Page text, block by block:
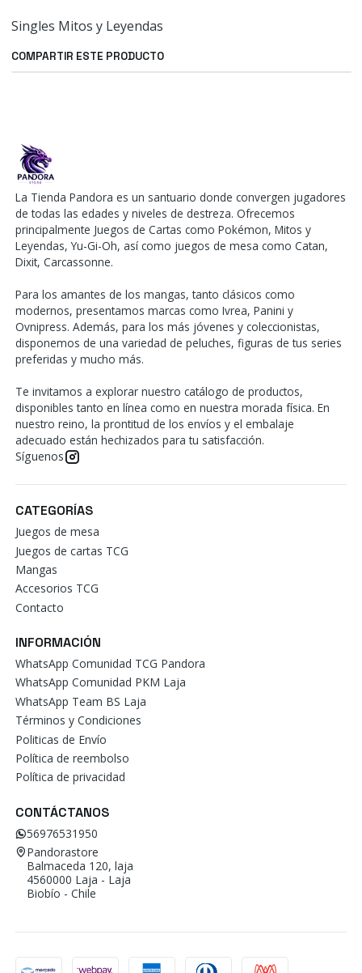
Singles Mitos y Leyendas
COMPARTIR ESTE PRODUCTO
La Tienda Pandora es un santuario donde convergen jugadores
de todas las edades y niveles de destreza. Ofrecemos
principalmente Juegos de Cartas como Pokémon, Mitos y
Leyendas, Yu-Gi-Oh, así como juegos de mesa como Catan,
Dixit, Carcassonne.
Para los amantes de los mangas, tanto clásicos como
modernos, presentamos marcas como Ivrea, Panini y
Ovnipress. Además, para los más jóvenes y coleccionistas,
disponemos de una variedad de peluches, figuras de tus series
preferidas y mucho más.
Te invitamos a explorar nuestro catálogo de productos,
disponibles tanto en línea como en nuestra morada física. En
nuestro reino, la prontitud de los envíos y el embalaje
adecuado están hechizados para tu satisfacción.
Síguenos
CATEGORÍAS
Juegos de mesa
Juegos de cartas TCG
Mangas
Accesorios TCG
Contacto
INFORMACIÓN
WhatsApp Comunidad TCG Pandora
WhatsApp Comunidad PKM Laja
WhatsApp Team BS Laja
Términos y Condiciones
Politicas de Envío
Política de reembolso
Política de privacidad
CONTÁCTANOS
56976531950
Pandorastore
Balmaceda 120, laja
4560000 Laja - Laja
Biobío - Chile